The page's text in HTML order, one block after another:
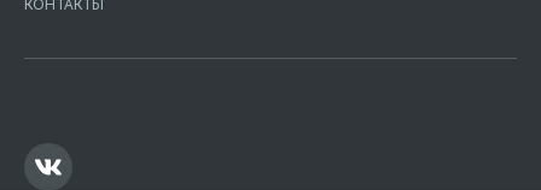
16.01.2015. Предложение ограничено и не является публичной
КОНТАКТЫ